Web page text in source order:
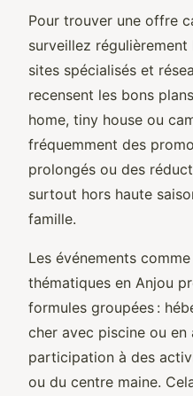
Pour trouver une offre
surveillez
sites spécialisés et
recensent les bons
home, tiny house ou
fréquemment des
prolongés ou des
surtout hors haute
famille.
Les événements
thématiques en Anjou
formules groupées :
cher avec piscine ou en
participation à des
ou du centre maine.